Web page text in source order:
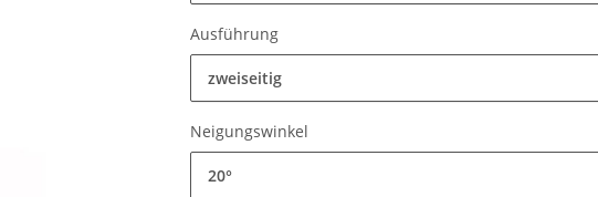
Ausführung
zweiseitig
Neigungswinkel
20°